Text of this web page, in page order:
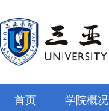
首页 学院概况